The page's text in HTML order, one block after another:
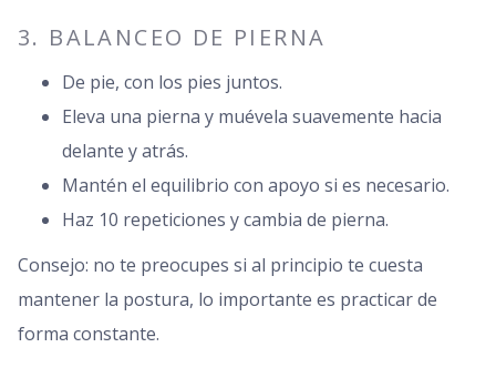
3. BALANCEO DE PIERNA
De pie, con los pies juntos.
Eleva una pierna y muévela suavemente hacia
delante y atrás.
Mantén el equilibrio con apoyo si es necesario.
Haz 10 repeticiones y cambia de pierna.
Consejo: no te preocupes si al principio te cuesta
mantener la postura, lo importante es practicar de
forma constante.